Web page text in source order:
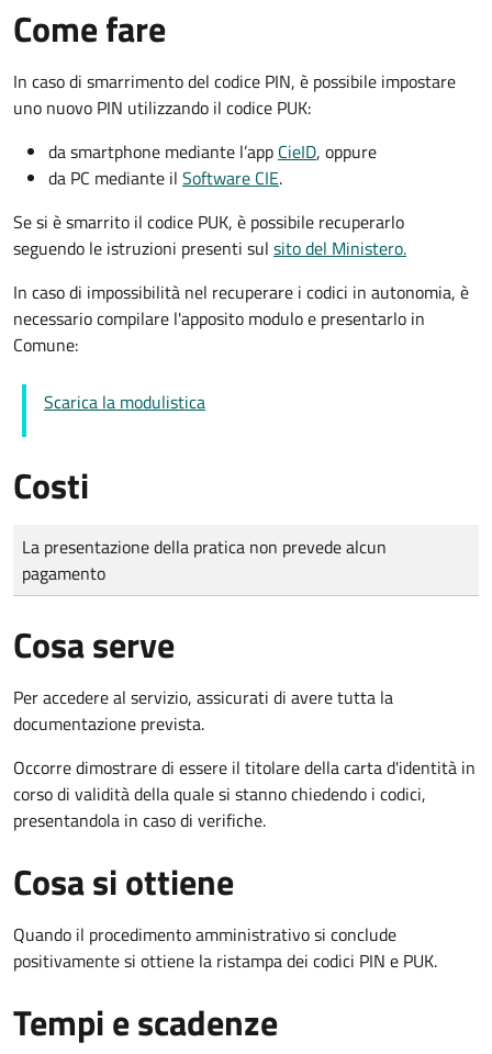
Come fare
In caso di smarrimento del codice PIN, è possibile impostare
uno nuovo PIN utilizzando il codice PUK:
da smartphone mediante l’app CieID, oppure
da PC mediante il Software CIE.
Se si è smarrito il codice PUK, è possibile recuperarlo
seguendo le istruzioni presenti sul sito del Ministero.
In caso di impossibilità nel recuperare i codici in autonomia, è
necessario compilare l'apposito modulo e presentarlo in
Comune:
Scarica la modulistica
Costi
Tipo di pagamento
Importo
La presentazione della pratica non prevede alcun
pagamento
Cosa serve
Per accedere al servizio, assicurati di avere tutta la
documentazione prevista.
Occorre dimostrare di essere il titolare della carta d'identità in
corso di validità della quale si stanno chiedendo i codici,
presentandola in caso di verifiche.
Cosa si ottiene
Quando il procedimento amministrativo si conclude
positivamente si ottiene la ristampa dei codici PIN e PUK.
Tempi e scadenze